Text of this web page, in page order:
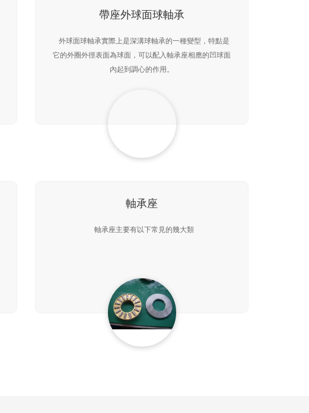
帶座外球面球軸承
外球面球軸承實際上是深溝球軸承的一種變型，特點是
它的外圈外徑表面為球面，可以配入軸承座相應的凹球面
內起到調心的作用。
軸承座
軸承座主要有以下常見的幾大類